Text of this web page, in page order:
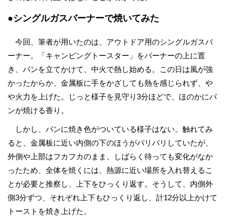
●シングルガスバーナーで焼いてみた
今回、筆者が用いたのは、アウトドア用のシングルガスバ
ーナー。「キャンピングトースター」をバーナーの上に置
き、パンを立てかけて、中火で熱し始める。この日は風が強
かったからか、金属板に手をかざしても熱を感じられず、や
や火力を上げた。じっと様子を見守り3分ほどで、ほのかにパ
ンが焼ける香り。
しかし、パンに焼き色がついている様子はない。触れてみ
ると、金属板に近い内側の下のほうがパリパリしていたが、
外側や上部はフカフカのまま。しばらく待っても変化がなか
ったため、全体を焼くには、熱源に近い場所を入れ替えるこ
とが必要と推察し、上下をひっくり返す。そうして、内側外
側3分ずつ、それぞれ上下もひっくり返し、計12分以上かけて
トーストを焼き上げた。